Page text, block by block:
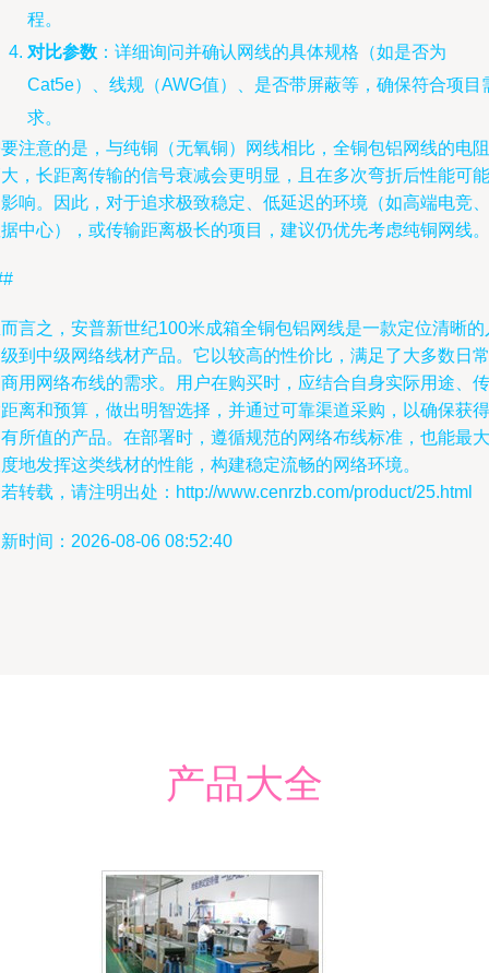
程。
对比参数 ：详细询问并确认网线的具体规格（如是否为
Cat5e）、线规（AWG值）、是否带屏蔽等，确保符合项目
求。
注意的是，与纯铜（无氧铜）网线相比，全铜包铝网线的电阻
，长距离传输的信号衰减会更明显，且在多次弯折后性能可能
响。因此，对于追求极致稳定、低延迟的环境（如高端电竞、
中心），或传输距离极长的项目，建议仍优先考虑纯铜网线。
言之，安普新世纪100米成箱全铜包铝网线是一款定位清晰的
到中级网络线材产品。它以较高的性价比，满足了大多数日常
用网络布线的需求。用户在购买时，应结合自身实际用途、传
离和预算，做出明智选择，并通过可靠渠道采购，以确保获得
所值的产品。在部署时，遵循规范的网络布线标准，也能最大
地发挥这类线材的性能，构建稳定流畅的网络环境。
转载，请注明出处：http://www.cenrzb.com/product/25.html
时间：2026-08-06 08:52:40
产品大全